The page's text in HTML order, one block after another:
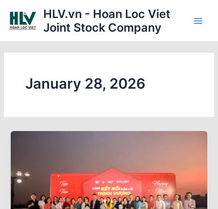
content
HLV.vn - Hoan Loc Viet
Joint Stock Company
January 28, 2026